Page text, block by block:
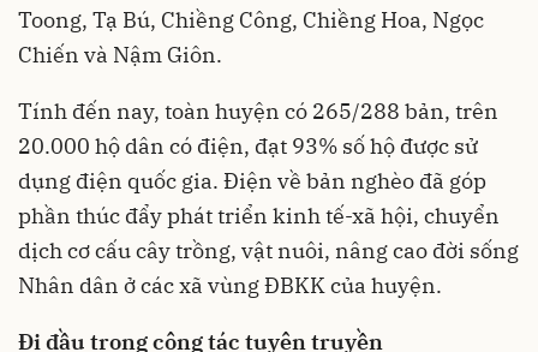
Toong, Tạ Bú, Chiềng Công, Chiềng Hoa, Ngọc
Chiến và Nậm Giôn.
Tính đến nay, toàn huyện có 265/288 bản, trên
20.000 hộ dân có điện, đạt 93% số hộ được sử
dụng điện quốc gia. Điện về bản nghèo đã góp
phần thúc đẩy phát triển kinh tế-xã hội, chuyển
dịch cơ cấu cây trồng, vật nuôi, nâng cao đời sống
Nhân dân ở các xã vùng ĐBKK của huyện.
Đi đầu trong công tác tuyên truyền